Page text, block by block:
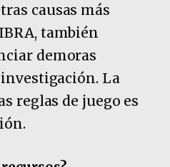
causas más
también
demoras
La
reglas de juego es